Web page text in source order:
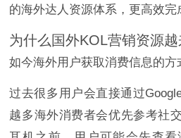
的海外达人资源体系，更高效完
为什么国外KOL营销资源
如今海外用户获取消费信息的方
过去很多用户会直接通过
越多海外消费者会优先参考社